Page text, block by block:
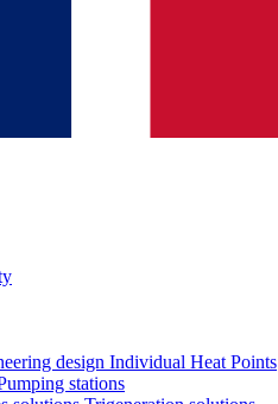
design Individual Heat Points
stations